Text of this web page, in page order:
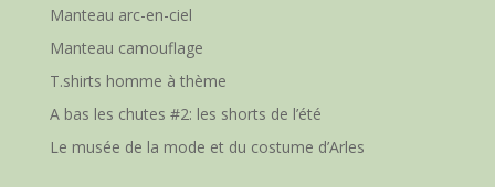
Manteau arc-en-ciel
Manteau camouflage
T.shirts homme à thème
A bas les chutes #2: les shorts de l’été
Le musée de la mode et du costume d’Arles